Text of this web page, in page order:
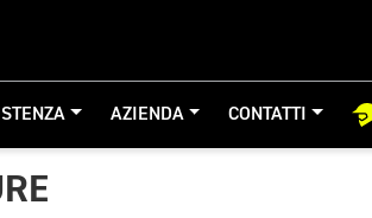
AZIENDA CONTATTI